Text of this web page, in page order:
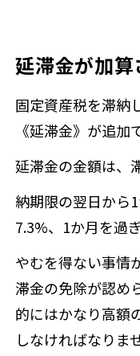
延滞金が加算
固定資産税を滞納
《延滞金》が追加
延滞金の金額は、
納期限の翌日から
7.3%、1か月を過
やむを得ない事情
滞金の免除が認め
的にはかなり高額
しなければなりま